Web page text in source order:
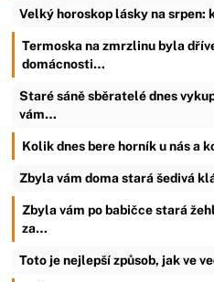
Velký horoskop lásky na srpen:
Termoska na zmrzlinu byla
domácnosti…
Staré sáně sběratelé dnes
vám…
Kolik dnes bere horník u nás a
Zbyla vám doma stará šedivá
Zbyla vám po babičce stará
za…
Toto je nejlepší způsob, jak ve